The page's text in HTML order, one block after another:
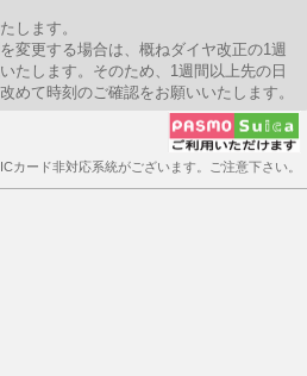
します。
変更する場合は、概ねダイヤ改正の1週
たします。そのため、1週間以上先の日
めて時刻のご確認をお願いいたします。
カード非対応系統がございます。ご注意下さい。